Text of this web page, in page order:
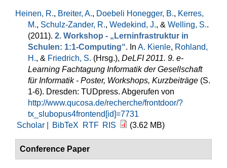
Heinen, R., Breiter, A., Doebeli Honegger, B., Kerres,
M., Schulz-Zander, R., Wedekind, J., & Welling, S..
(2011). 2. Workshop - „Lerninfrastruktur in
Schulen: 1:1-Computing“. In A. Kienle, Rohland,
H., & Friedrich, S. (Hrsg.), DeLFI 2011. 9. e-
Learning Fachtagung Informatik der Gesellschaft
für Informatik - Poster, Workshops, Kurzbeiträge (S.
1-6). Dresden: TUDpress. Abgerufen von
http://www.qucosa.de/recherche/frontdoor/?
tx_slubopus4frontend[id]=7731
Scholar |
BibTeX RTF RIS (3.62 MB)
Conference Paper